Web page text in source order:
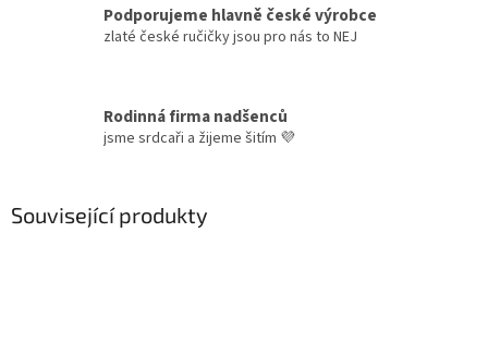
Podporujeme hlavně české výrobce
zlaté české ručičky jsou pro nás to NEJ
Rodinná firma nadšenců
jsme srdcaři a žijeme šitím 💜
Související produkty